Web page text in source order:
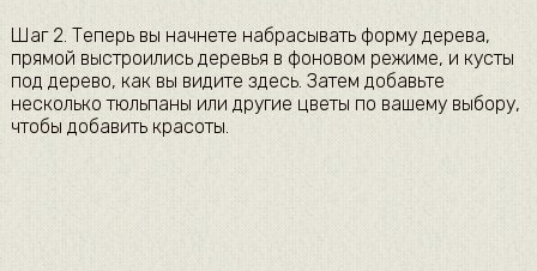
Шаг 2. Теперь вы начнете набрасывать форму дерева,
прямой выстроились деревья в фоновом режиме, и кусты
под дерево, как вы видите здесь. Затем добавьте
несколько тюльпаны или другие цветы по вашему выбору,
чтобы добавить красоты.